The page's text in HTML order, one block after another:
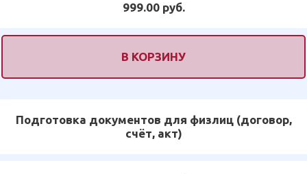
999.00 руб.
В КОРЗИНУ
Подготовка документов для физлиц (договор,
счёт, акт)